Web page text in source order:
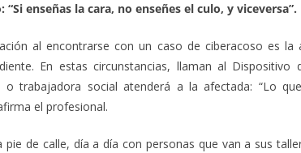
“Si enseñas la cara, no enseñes el culo, y viceversa”.
al encontrarse con un caso de ciberacoso es la
En estas circunstancias, llaman al Dispositivo
o trabajadora social atenderá a la afectada: “Lo
el profesional.
de calle, día a día con personas que van a sus